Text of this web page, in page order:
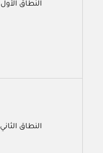
النطاق الأول
النطاق الثاني